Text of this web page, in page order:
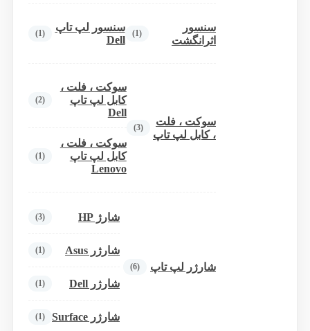
سنسور
اثرانگشت
(1)
سنسور لپ تاپ
Dell
(1)
سوکت ، فلت
، کابل لپ تاپ
(3)
سوکت ، فلت ،
کابل لپ تاپ
Dell
(2)
سوکت ، فلت ،
کابل لپ تاپ
Lenovo
(1)
شارژر لپ تاپ (6)
شارژ HP (3)
شارژر Asus (1)
شارژر Dell (1)
شارژر Surface (1)